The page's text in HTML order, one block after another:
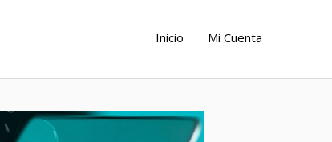
Inicio Mi Cuenta